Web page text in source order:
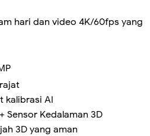
hari dan video 4K/60fps yang
kalibrasi AI
Sensor Kedalaman 3D
3D yang aman